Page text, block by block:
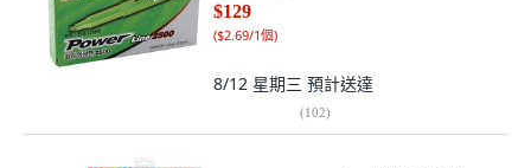
$129
($2.69/1個)
8/12 星期三 預計送達
(102)